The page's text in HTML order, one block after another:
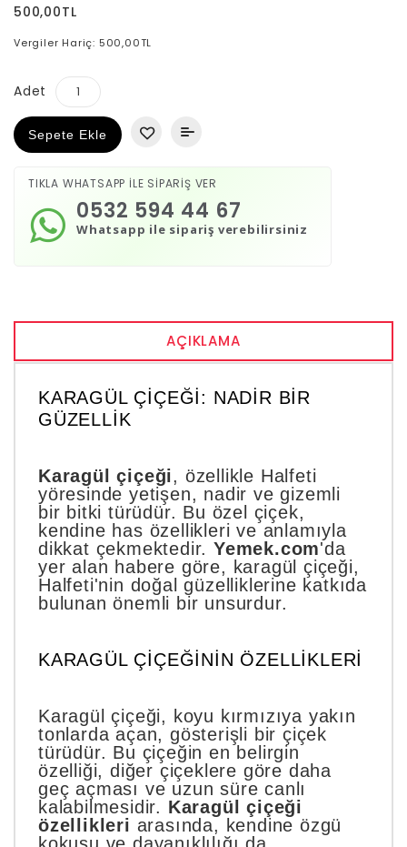
500,00TL
Vergiler Hariç: 500,00TL
Adet
Sepete Ekle
TIKLA WHATSAPP İLE SİPARİŞ VER
Whatsapp ile sipariş verebilirsiniz
0532 594 44 67
AÇIKLAMA
KARAGÜL ÇIÇEĞI: NADIR BIR
GÜZELLIK
Karagül çiçeği, özellikle Halfeti
yöresinde yetişen, nadir ve gizemli
bir bitki türüdür. Bu özel çiçek,
kendine has özellikleri ve anlamıyla
dikkat çekmektedir.Yemek.com'da
yer alan habere göre, karagül çiçeği,
Halfeti'nin doğal güzelliklerine katkıda
bulunan önemli bir unsurdur.
KARAGÜL ÇIÇEĞININ ÖZELLIKLERI
Karagül çiçeği, koyu kırmızıya yakın
tonlarda açan, gösterişli bir çiçek
türüdür. Bu çiçeğin en belirgin
özelliği, diğer çiçeklere göre daha
geç açması ve uzun süre canlı
kalabilmesidir. Karagül çiçeği
özellikleri arasında, kendine özgü